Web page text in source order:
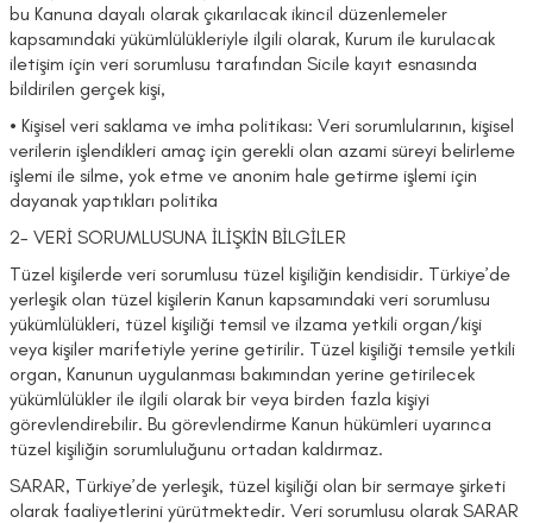
bu Kanuna dayalı olarak çıkarılacak ikincil düzenlemeler
kapsamındaki yükümlülükleriyle ilgili olarak, Kurum ile kurulacak
iletişim için veri sorumlusu tarafından Sicile kayıt esnasında
bildirilen gerçek kişi,
• Kişisel veri saklama ve imha politikası: Veri sorumlularının, kişisel
verilerin işlendikleri amaç için gerekli olan azami süreyi belirleme
işlemi ile silme, yok etme ve anonim hale getirme işlemi için
dayanak yaptıkları politika
2- VERİ SORUMLUSUNA İLİŞKİN BİLGİLER
Tüzel kişilerde veri sorumlusu tüzel kişiliğin kendisidir. Türkiye’de
yerleşik olan tüzel kişilerin Kanun kapsamındaki veri sorumlusu
yükümlülükleri, tüzel kişiliği temsil ve ilzama yetkili organ/kişi
veya kişiler marifetiyle yerine getirilir. Tüzel kişiliği temsile yetkili
organ, Kanunun uygulanması bakımından yerine getirilecek
yükümlülükler ile ilgili olarak bir veya birden fazla kişiyi
görevlendirebilir. Bu görevlendirme Kanun hükümleri uyarınca
tüzel kişiliğin sorumluluğunu ortadan kaldırmaz.
SARAR, Türkiye’de yerleşik, tüzel kişiliği olan bir sermaye şirketi
olarak faaliyetlerini yürütmektedir. Veri sorumlusu olarak SARAR